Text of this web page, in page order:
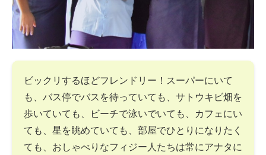
ビックリするほどフレンドリー！スーパーにいて
も、バス停でバスを待っていても、サトウキビ畑を
歩いていても、ビーチで泳いでいても、カフェにい
ても、星を眺めていても、部屋でひとりになりたく
ても、おしゃべりなフィジー人たちは常にアナタに